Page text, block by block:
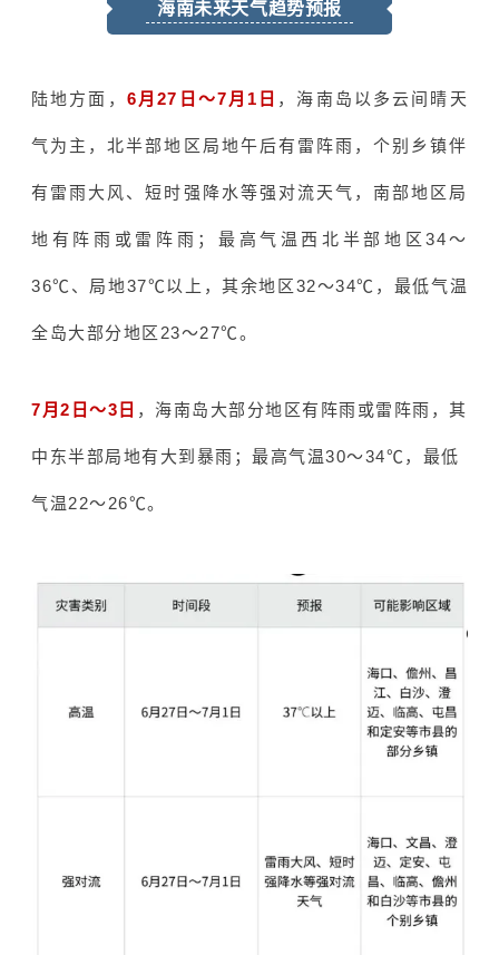
海南未来天气趋势预报
陆地方面， 6月27日～7月1日 ，海南岛以多云间晴天
气为主，北半部地区局地午后有雷阵雨，个别乡镇伴
有雷雨大风、短时强降水等强对流天气，南部地区局
地有阵雨或雷阵雨；最高气温西北半部地区34～
36℃、局地37℃以上，其余地区32～34℃，最低气温
全岛大部分地区23～27℃。
7月2日～3日 ，海南岛大部分地区有阵雨或雷阵雨，其
中东半部局地有大到暴雨；最高气温30～34℃，最低
气温22～26℃。